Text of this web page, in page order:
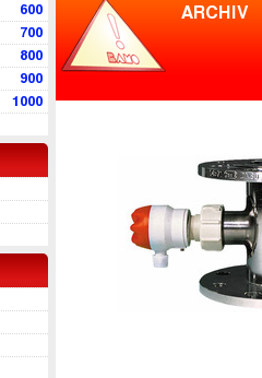
600
700
800
900
1000
ARCHIV